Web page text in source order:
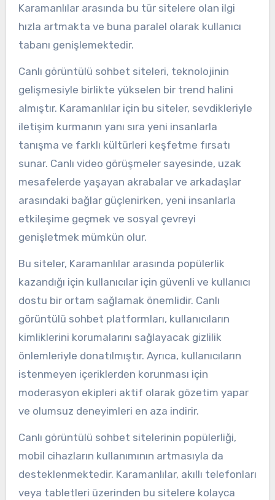
Karamanlılar arasında bu tür sitelere olan ilgi
hızla artmakta ve buna paralel olarak kullanıcı
tabanı genişlemektedir.
Canlı görüntülü sohbet siteleri, teknolojinin
gelişmesiyle birlikte yükselen bir trend halini
almıştır. Karamanlılar için bu siteler, sevdikleriyle
iletişim kurmanın yanı sıra yeni insanlarla
tanışma ve farklı kültürleri keşfetme fırsatı
sunar. Canlı video görüşmeler sayesinde, uzak
mesafelerde yaşayan akrabalar ve arkadaşlar
arasındaki bağlar güçlenirken, yeni insanlarla
etkileşime geçmek ve sosyal çevreyi
genişletmek mümkün olur.
Bu siteler, Karamanlılar arasında popülerlik
kazandığı için kullanıcılar için güvenli ve kullanıcı
dostu bir ortam sağlamak önemlidir. Canlı
görüntülü sohbet platformları, kullanıcıların
kimliklerini korumalarını sağlayacak gizlilik
önlemleriyle donatılmıştır. Ayrıca, kullanıcıların
istenmeyen içeriklerden korunması için
moderasyon ekipleri aktif olarak gözetim yapar
ve olumsuz deneyimleri en aza indirir.
Canlı görüntülü sohbet sitelerinin popülerliği,
mobil cihazların kullanımının artmasıyla da
desteklenmektedir. Karamanlılar, akıllı telefonları
veya tabletleri üzerinden bu sitelere kolayca